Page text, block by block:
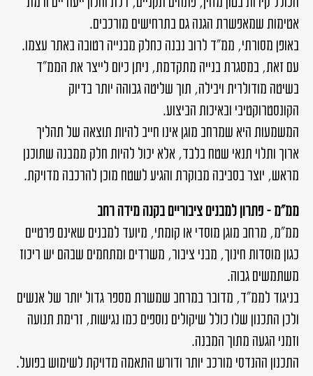
אטימות שמאפשרת הגנה גם בתרחישים מורכבים.
באופן מסורתי, ממ"ד לרוב נבנה כחלק מבנייה רטובה באתר עצמו.
עם זאת, במסגרת בנייה מתקדמת, ניתן כיום לייצר את הממ"ד
בשיטה מודולרית ויבילה, תוך שליטה גבוהה יותר בדיוק
הקונסטרוקטיבי ובאיכות הביצוע.
המשמעות היא שמרחב מוגן אינו חייב להיות תוצאה של תהליך
ארוך ותלוי תנאי שטח בלבד, אלא יכול להיות חלק ממבנה שתוכנן
מראש, יוצר בסביבה מבוקרת והגיע לשטח מוכן להרכבה מדויקת.
ממ"מ – פתרון למבנים ציבוריים בקנה מידה רחב
ממ"מ, מרחב מוגן מוסדי או קומתי, מיועד למבנים שאינם פרטיים
כגון מוסדות חינוך, מבני ציבור, משרדים ומתחמים שבהם יש ריכוז
משתמשים גבוה.
בניגוד לממ"ד, מדובר במרחב שמשרת מספר גדול יותר של אנשים
ולכן התכנון שלו כולל שיקולים נוספים כמו נגישות, זרימת תנועה
וזמני הגעה מתוך המבנה.
התכנון ההנדסי מורכב יותר ודורש התאמה מדויקת לשימוש בפועל.